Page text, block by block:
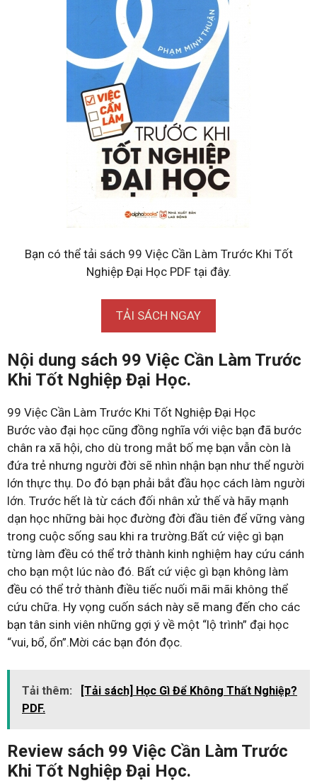
Bạn có thể tải sách 99 Việc Cần Làm Trước Khi Tốt
Nghiệp Đại Học PDF tại đây.
TẢI SÁCH NGAY
Nội dung sách 99 Việc Cần Làm Trước
Khi Tốt Nghiệp Đại Học.
99 Việc Cần Làm Trước Khi Tốt Nghiệp Đại Học
Bước vào đại học cũng đồng nghĩa với việc bạn đã bước
chân ra xã hội, cho dù trong mắt bố mẹ bạn vẫn còn là
đứa trẻ nhưng người đời sẽ nhìn nhận bạn như thể người
lớn thực thụ. Do đó bạn phải bắt đầu học cách làm người
lớn. Trước hết là từ cách đối nhân xử thế và hãy mạnh
dạn học những bài học đường đời đầu tiên để vững vàng
trong cuộc sống sau khi ra trường.Bất cứ việc gì bạn
từng làm đều có thể trở thành kinh nghiệm hay cứu cánh
cho bạn một lúc nào đó. Bất cứ việc gì bạn không làm
đều có thể trở thành điều tiếc nuối mãi mãi không thể
cứu chữa. Hy vọng cuốn sách này sẽ mang đến cho các
bạn tân sinh viên những gợi ý về một “lộ trình” đại học
“vui, bổ, ổn”.Mời các bạn đón đọc.
Tải thêm:
[Tải sách] Học Gì Để Không Thất Nghiệp?
PDF.
Review sách 99 Việc Cần Làm Trước
Khi Tốt Nghiệp Đại Học.